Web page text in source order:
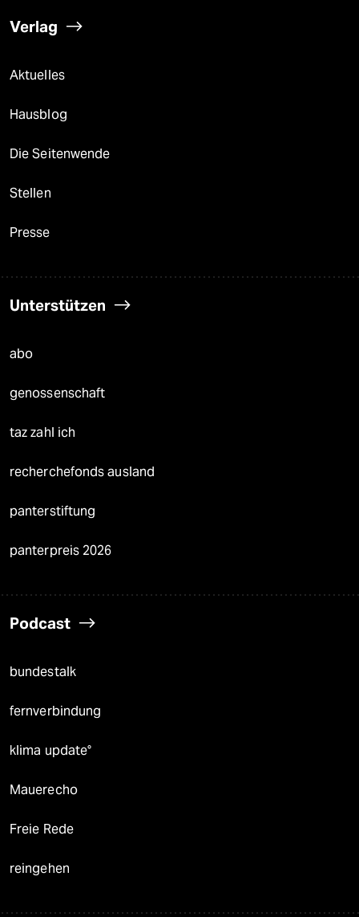
Verlag
Aktuelles
Hausblog
Die Seitenwende
Stellen
Presse
Unterstützen
abo
genossenschaft
taz zahl ich
recherchefonds ausland
panterstiftung
panterpreis 2026
Podcast
bundestalk
fernverbindung
klima update°
Mauerecho
Freie Rede
reingehen